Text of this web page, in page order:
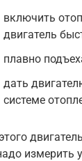
включить
двигатель
плавно
дать
системе
измерить